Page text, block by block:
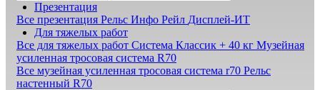
Презентация
Все презентация Рельс Инфо Рейл Дисплей-ИТ
Для тяжелых работ
Все для тяжелых работ Система Классик + 40 кг Музейная
усиленная тросовая система R70
Все музейная усиленная тросовая система r70 Рельс
настенный R70